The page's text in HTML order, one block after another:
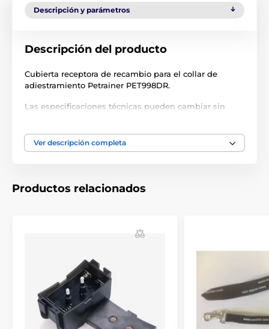
Descripción y parámetros
Descripción del producto
Cubierta receptora de recambio para el collar de
adiestramiento Petrainer PET998DR.
Las especificaciones técnicas pueden cambiar sin
Accesorios Collares de adiestramiento
Ver descripción completa
Productos relacionados